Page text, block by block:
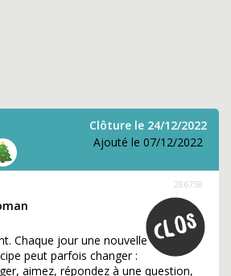
Clôture le 24/12/2022
Ajouté le 07/12/2022
286758
Chaque jour une nouvelle
peut parfois changer :
aimez, répondez à une question,